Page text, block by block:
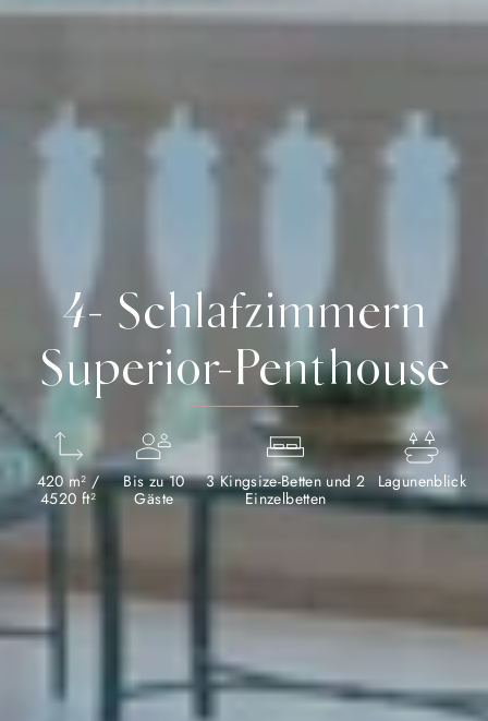
4- Schlafzimmern
Superior-Penthouse
420 m² /
4520 ft²
Bis zu 10
Gäste
3 Kingsize-Betten und 2
Einzelbetten
Lagunenblick